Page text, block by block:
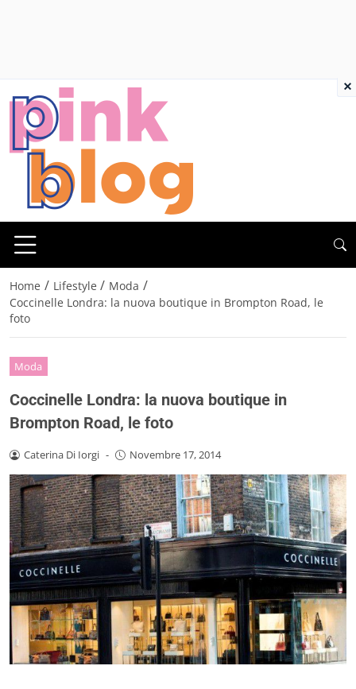
Home / Lifestyle / Moda /
Coccinelle Londra: la nuova boutique in Brompton Road, le
foto
Moda
Coccinelle Londra: la nuova boutique in
Brompton Road, le foto
Caterina Di Iorgi - Novembre 17, 2014
×